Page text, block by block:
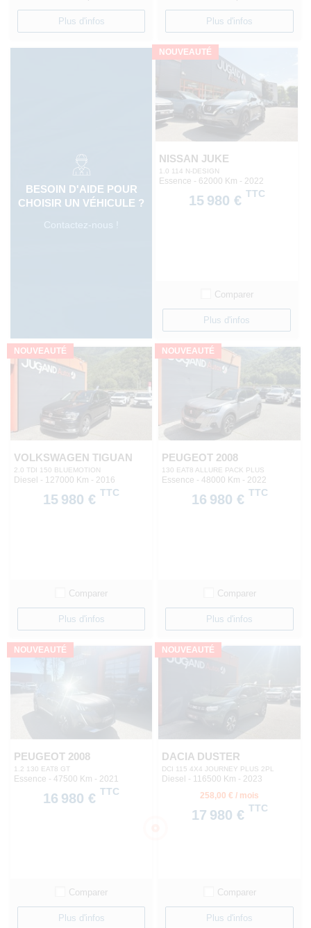
Plus d'infos Plus d'infos
BESOIN D'AIDE POUR
CHOISIR UN VÉHICULE ?
Contactez-nous !
NOUVEAUTÉ
NISSAN JUKE
1.0 114 N-DESIGN
Essence - 62000 Km - 2022
15 980 € TTC
Comparer
Plus d'infos
NOUVEAUTÉ
VOLKSWAGEN TIGUAN
2.0 TDI 150 BLUEMOTION
Diesel - 127000 Km - 2016
15 980 € TTC
Comparer
Plus d'infos
NOUVEAUTÉ
PEUGEOT 2008
130 EAT8 ALLURE PACK PLUS
Essence - 48000 Km - 2022
16 980 € TTC
Comparer
Plus d'infos
NOUVEAUTÉ
PEUGEOT 2008
1.2 130 EAT8 GT
Essence - 47500 Km - 2021
16 980 € TTC
Comparer
Plus d'infos
NOUVEAUTÉ
DACIA DUSTER
DCI 115 4X4 JOURNEY PLUS 2PL
Diesel - 116500 Km - 2023
258,00 € / mois
17 980 € TTC
Comparer
Plus d'infos